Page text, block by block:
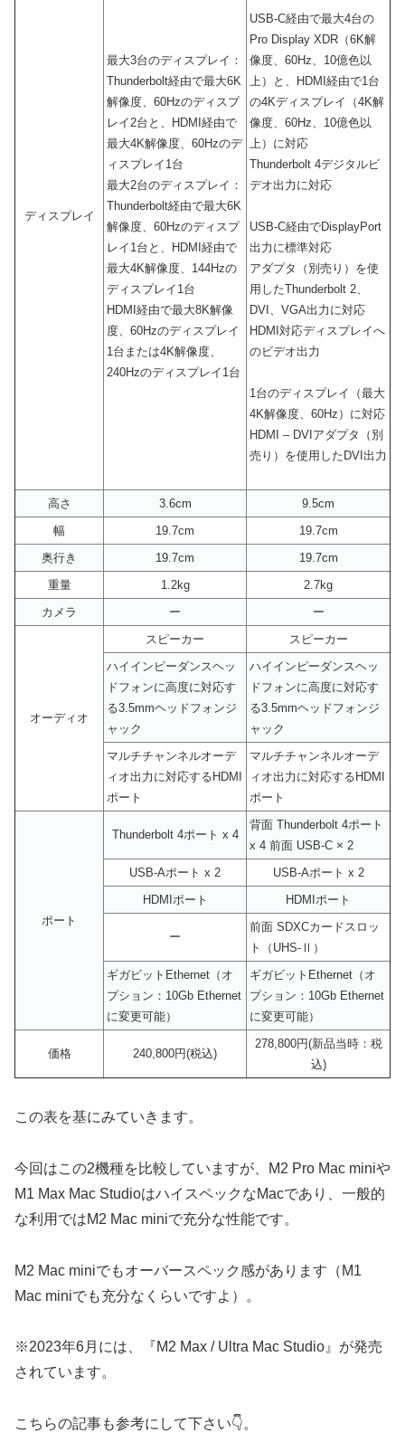
ディスプレイ
最大3台のディスプレイ：
Thunderbolt経由で最大6K
解像度、60Hzのディスプ
レイ2台と、HDMI経由で
最大4K解像度、60Hzのデ
ィスプレイ1台
最大2台のディスプレイ：
Thunderbolt経由で最大6K
解像度、60Hzのディスプ
レイ1台と、HDMI経由で
最大4K解像度、144Hzの
ディスプレイ1台
HDMI経由で最大8K解像
度、60Hzのディスプレイ
1台または4K解像度、
240Hzのディスプレイ1台
USB-C経由で最大4台の
Pro Display XDR（6K解
像度、60Hz、10億色以
上）と、HDMI経由で1台
の4Kディスプレイ（4K解
像度、60Hz、10億色以
上）に対応
Thunderbolt 4デジタルビ
デオ出力に対応
USB-C経由でDisplayPort
出力に標準対応
アダプタ（別売り）を使
用したThunderbolt 2、
DVI、VGA出力に対応
HDMI対応ディスプレイへ
のビデオ出力
1台のディスプレイ（最大
4K解像度、60Hz）に対応
HDMI – DVIアダプタ（別
売り）を使用したDVI出力
高さ 3.6cm
9.5cm
幅
19.7cm
19.7cm
奥行き
19.7cm
19.7cm
重量
1.2kg
2.7kg
カメラ
ー ー
オーディオ
スピーカー
スピーカー
ハイインピーダンスヘッ
ドフォンに高度に対応す
る3.5mmヘッドフォンジ
ャック
ハイインピーダンスヘッ
ドフォンに高度に対応す
る3.5mmヘッドフォンジ
ャック
マルチチャンネルオーデ
ィオ出力に対応するHDMI
ポート
マルチチャンネルオーデ
ィオ出力に対応するHDMI
ポート
ポート
Thunderbolt 4ポート x 4
背面 Thunderbolt 4ポート
x 4 前面 USB-C × 2
USB-Aポート x 2
USB-Aポート x 2
HDMIポート
HDMIポート
ー
前面 SDXCカードスロッ
ト（UHS-Ⅱ）
ギガビットEthernet（オ
プション：10Gb Ethernet
に変更可能）
ギガビットEthernet（オ
プション：10Gb Ethernet
に変更可能）
価格 240,800円(税込)
278,800円(新品当時：税
込)
この表を基にみていきます。
今回はこの2機種を比較していますが、M2 Pro Mac miniや
M1 Max Mac StudioはハイスペックなMacであり、一般的
な利用ではM2 Mac miniで充分な性能です。
M2 Mac miniでもオーバースペック感があります（M1
Mac miniでも充分なくらいですよ）。
※2023年6月には、『M2 Max / Ultra Mac Studio』が発売
されています。
こちらの記事も参考にして下さい👇。